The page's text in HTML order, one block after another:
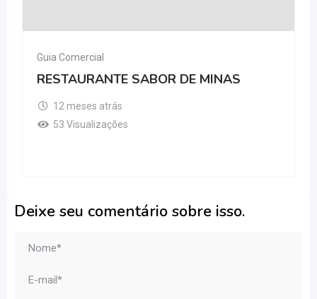
Guia Comercial
RESTAURANTE SABOR DE MINAS
12 meses atrás
53 Visualizações
Deixe seu comentário sobre isso.